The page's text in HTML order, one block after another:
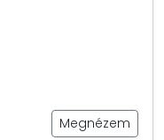
Megnézem